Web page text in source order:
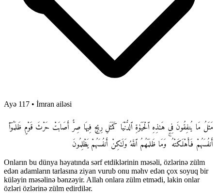
Ayə 117 • İmran ailəsi
مَثَلُ مَا يُنفِقُونَ فِى هَـٰذِهِ ٱلْحَيَوٰةِ ٱلدُّنْيَا كَمَثَلِ رِيحٍ فِيهَا صِرٌّ أَصَابَتْ حَرْثَ قَوْمٍ ظَلَمُوٓا۟
أَنفُسَهُمْ فَأَهْلَكَتْهُ ۚ وَمَا ظَلَمَهُمُ ٱللَّهُ وَلَـٰكِنْ أَنفُسَهُمْ يَظْلِمُونَ
Onların bu dünya həyatında sərf etdiklərinin məsəli, özlərinə zülm
edən adamların tarlasına ziyan vurub onu məhv edən çox soyuq bir
küləyin məsəlinə bənzəyir. Allah onlara zülm etmədi, lakin onlar
özləri özlərinə zülm edirdilər.